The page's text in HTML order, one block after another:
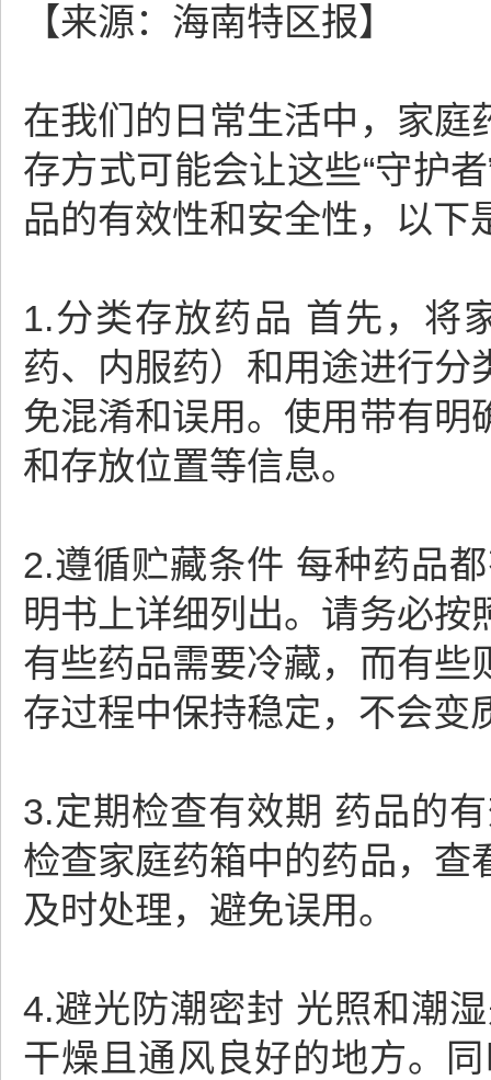
【来源：海南特区报】
在我们的日常生活中，家庭
存方式可能会让这些“守护
品的有效性和安全性，以下
1.分类存放药品 首先，将
药、内服药）和用途进行分
免混淆和误用。使用带有明
和存放位置等信息。
2.遵循贮藏条件 每种药品
明书上详细列出。请务必按
有些药品需要冷藏，而有些
存过程中保持稳定，不会变
3.定期检查有效期 药品的
检查家庭药箱中的药品，查
及时处理，避免误用。
4.避光防潮密封 光照和潮
干燥且通风良好的地方。